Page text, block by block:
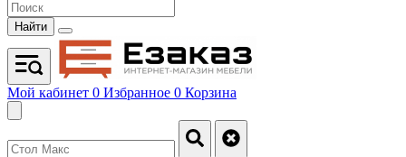
Найти
Мой кабинет 0 Избранное 0 Корзина